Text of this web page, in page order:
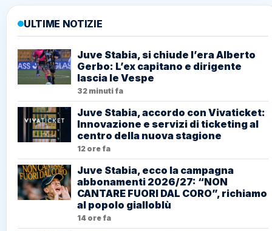
ULTIME NOTIZIE
Juve Stabia, si chiude l’era Alberto
Gerbo: L’ex capitano e dirigente
lascia le Vespe
32 minuti fa
Juve Stabia, accordo con Vivaticket:
Innovazione e servizi di ticketing al
centro della nuova stagione
12 ore fa
Juve Stabia, ecco la campagna
abbonamenti 2026/27: “NON
CANTARE FUORI DAL CORO”, richiamo
al popolo gialloblù
14 ore fa